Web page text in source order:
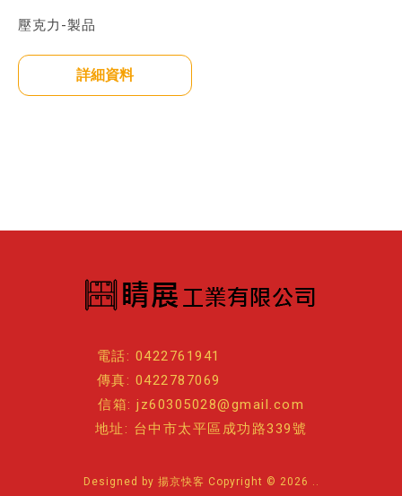
壓克力-製品
詳細資料
電話: 0422761941
傳真: 0422787069
信箱: jz60305028@gmail.com
地址: 台中市太平區成功路339號
Designed by 揚京快客 Copyright © 2026 ..